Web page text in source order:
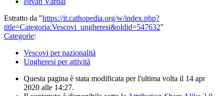
Estratto da "https://it.cathopedia.org/w/index.php?
title=Categoria:Vescovi_ungheresi&oldid=547632"
Categorie:
Vescovi per nazionalità
Ungheresi per attività
Questa pagina è stata modificata per l'ultima volta il 14 apr
2020 alle 14:27.